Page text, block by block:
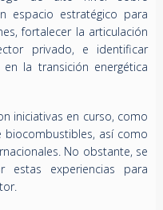
espacio estratégico para
fortalecer la articulación
privado, e identificar
la transición energética
iniciativas en curso, como
así como
No obstante, se
estas experiencias para